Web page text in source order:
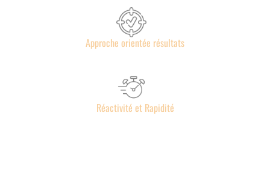
Approche orientée résultats
Réactivité et Rapidité